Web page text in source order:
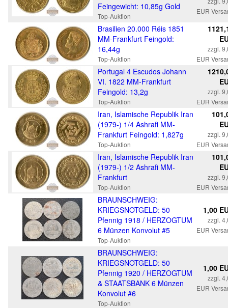
Feingewicht: 10,85g Gold
Top-Auktion
EUR
Brasilien 20.000 Réis 1851
MM-Frankfurt Feingold:
16,44g
Top-Auktion
zzgl.
EUR
Portugal 4 Escudos Johann
VI. 1822 MM-Frankfurt
Feingold: 13,2g
Top-Auktion
zzgl.
EUR
Iran, Islamische Republik Iran
(1979-) 1/4 Ashrafi MM-
Frankfurt Feingold: 1,827g
Top-Auktion
zzgl.
EUR
Iran, Islamische Republik Iran
(1979-) 1/2 Ashrafi MM-
Frankfurt
Top-Auktion
zzgl.
EUR
BRAUNSCHWEIG:
KRIEGSNOTGELD: 50
Pfennig 1918 / HERZOGTUM
6 Münzen Konvolut #5
Top-Auktion
1,00
zzgl.
EUR
BRAUNSCHWEIG:
KRIEGSNOTGELD: 50
Pfennig 1920 / HERZOGTUM
& STAATSBANK 6 Münzen
Konvolut #6
Top-Auktion
1,00
zzgl.
EUR